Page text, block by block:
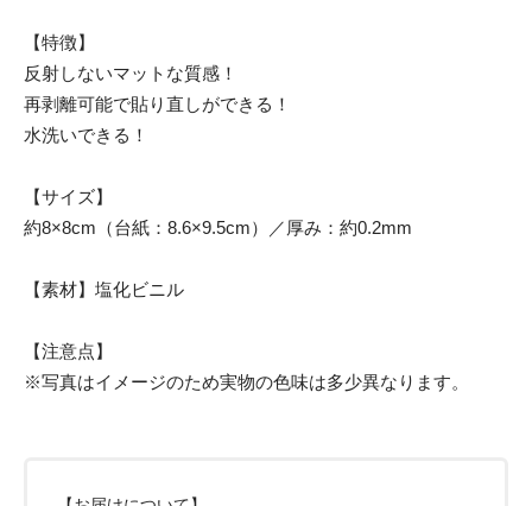
【特徴】
反射しないマットな質感！
再剥離可能で貼り直しができる！
水洗いできる！
【サイズ】
約8×8cm（台紙：8.6×9.5cm）／厚み：約0.2mm
【素材】塩化ビニル
【注意点】
※写真はイメージのため実物の色味は多少異なります。